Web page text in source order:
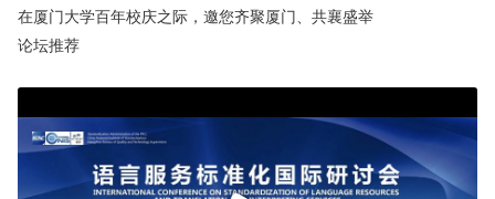
在厦门大学百年校庆之际，邀您齐聚厦门、共襄盛举
论坛推荐